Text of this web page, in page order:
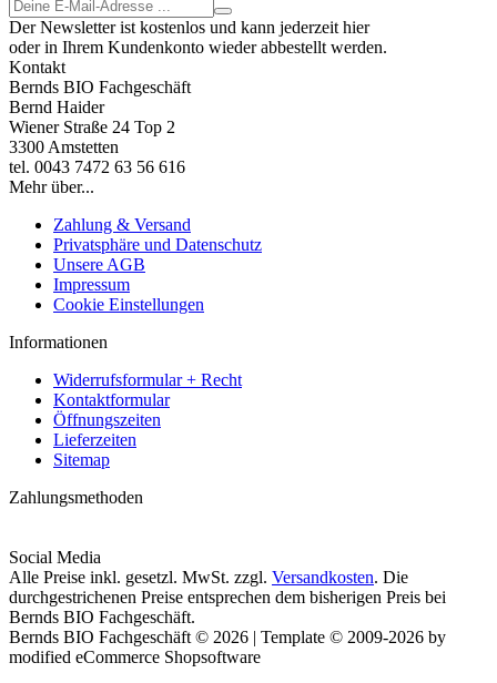
Der Newsletter ist kostenlos und kann jederzeit hier
oder in Ihrem Kundenkonto wieder abbestellt werden.
Kontakt
Bernds BIO Fachgeschäft
Bernd Haider
Wiener Straße 24 Top 2
3300 Amstetten
tel. 0043 7472 63 56 616
Mehr über...
Zahlung & Versand
Privatsphäre und Datenschutz
Unsere AGB
Impressum
Cookie Einstellungen
Informationen
Widerrufsformular + Recht
Kontaktformular
Öffnungszeiten
Lieferzeiten
Sitemap
Zahlungsmethoden
Social Media
Alle Preise inkl. gesetzl. MwSt. zzgl. Versandkosten. Die
durchgestrichenen Preise entsprechen dem bisherigen Preis bei
Bernds BIO Fachgeschäft.
Bernds BIO Fachgeschäft © 2026 | Template © 2009-2026 by
modified eCommerce Shopsoftware